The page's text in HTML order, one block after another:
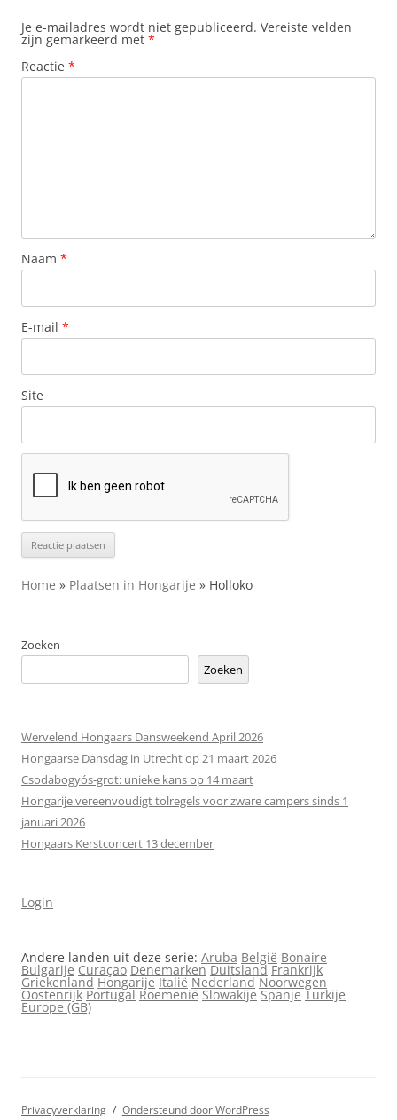
Je e-mailadres wordt niet gepubliceerd. Vereiste velden
zijn gemarkeerd met *
Reactie *
Naam *
E-mail *
Site
Home » Plaatsen in Hongarije » Holloko
Zoeken
Zoeken
Wervelend Hongaars Dansweekend April 2026
Hongaarse Dansdag in Utrecht op 21 maart 2026
Csodabogyós‑grot: unieke kans op 14 maart
Hongarije vereenvoudigt tolregels voor zware campers sinds 1
januari 2026
Hongaars Kerstconcert 13 december
Login
Andere landen uit deze serie: Aruba België Bonaire
Bulgarije Curaçao Denemarken Duitsland Frankrijk
Griekenland Hongarije Italië Nederland Noorwegen
Oostenrijk Portugal Roemenië Slowakije Spanje Turkije
Europe (GB)
Privacyverklaring Ondersteund door WordPress